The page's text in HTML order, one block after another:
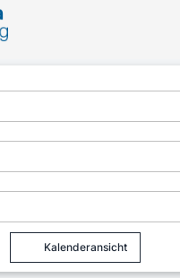
Kalenderansicht